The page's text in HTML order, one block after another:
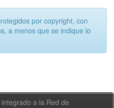
por copyright, con
a menos que se indique lo
a la Red de